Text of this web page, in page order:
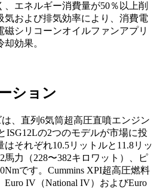
、エネルギー消費量が50％以上削
気および排気効率により、消費電
磁シリコーンオイルファンアプリ
効果。
ション
は、直列6気筒超高圧直噴エンジン
ISG12Lの2つのモデルが市場に投
はそれぞれ10.5リットルと11.8リッ
馬力（228〜382キロワット）、ピ
です。Cummins XPI超高圧燃料
IV（National IV）およびEuro